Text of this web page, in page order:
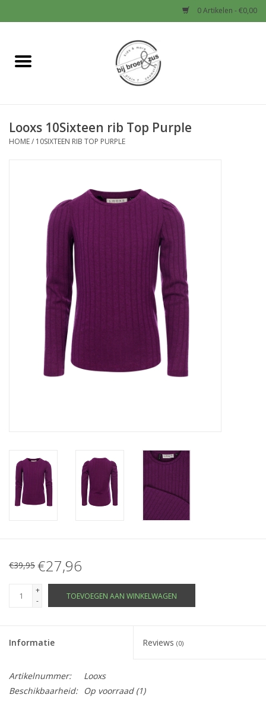
0 Artikelen - €0,00
Home
Baby
Schoenen en Tassen
Speelgoed
Cadeaubonnen
Looxs 10Sixteen rib Top Purple
HOME/ 10SIXTEEN RIB TOP PURPLE
€39,95 €27,96
+
-
TOEVOEGEN AAN WINKELWAGEN
Informatie Reviews (0)
Artikelnummer:
Looxs
Beschikbaarheid:
Op voorraad(1)